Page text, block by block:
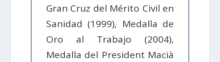
Gran Cruz del Mérito Civil en
Sanidad (1999), Medalla de
Oro al Trabajo (2004),
Medalla del President Macià